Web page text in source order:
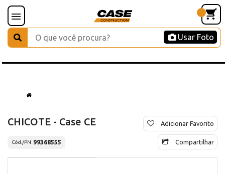
Usar Foto
CHICOTE - Case CE
Cód./PN 99368555
Adicionar Favorito
Compartilhar